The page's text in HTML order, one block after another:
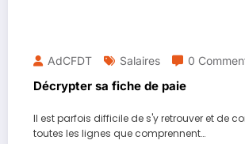
AdCFDT Salaires 0
Décrypter sa fiche de paie
Il est parfois difficile de s'y retrouver et de
toutes les lignes que comprennent…